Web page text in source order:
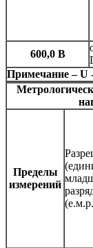
600,0 В
Примечание – U
Пределы
измерений